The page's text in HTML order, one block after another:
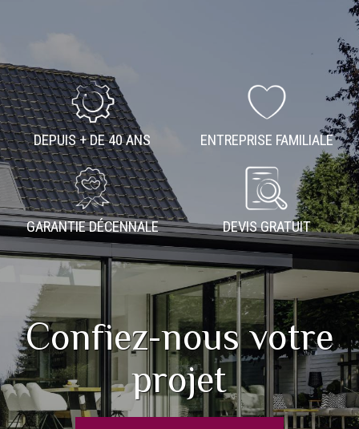
DEPUIS + DE 40 ANS ENTREPRISE FAMILIALE
GARANTIE DÉCENNALE DEVIS GRATUIT
Confiez-nous votre
projet